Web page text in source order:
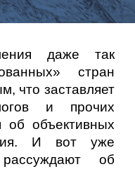
даже так
стран
что заставляет
и прочих
об объективных
И вот уже
об